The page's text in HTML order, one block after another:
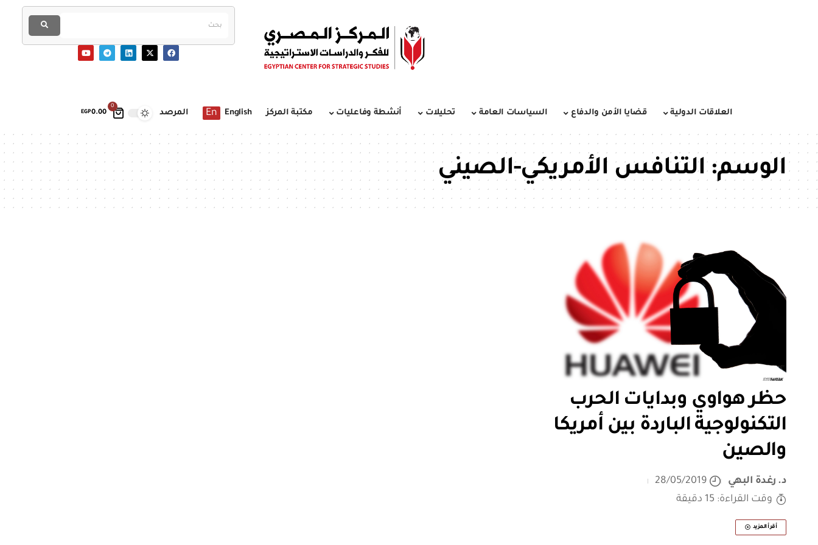
0
EGP0.00 العلاقات الدولية قضايا الأمن والدفاع السياسات العامة تحليلات أنشطة وفاعليات مكتبة المركز English
En المرصد
الوسم:التنافس الأمريكي-الصيني
حظر هواوي وبدايات الحرب
التكنولوجية الباردة بين أمريكا
والصين
د. رغدة البهي
28/05/2019
وقت القراءة: 15 دقيقة
أقرأ المزيد